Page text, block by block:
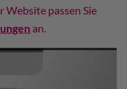
Website passen Sie
an.